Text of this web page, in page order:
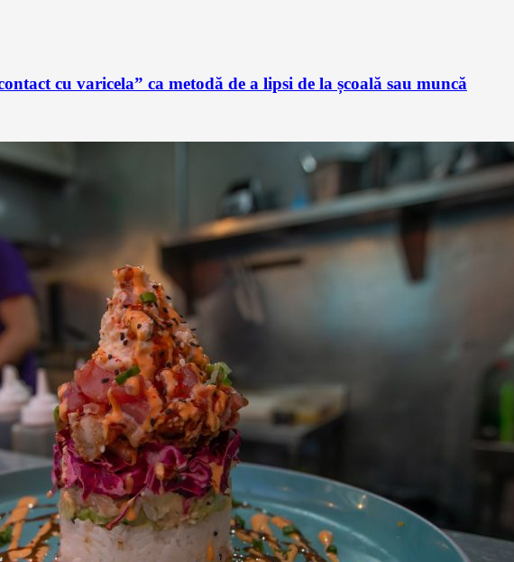
cu varicela” ca metodă de a lipsi de la școală sau muncă